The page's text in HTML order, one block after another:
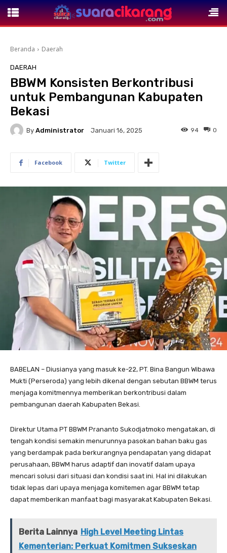
Beranda Daerah
DAERAH
BBWM Konsisten Berkontribusi
untuk Pembangunan Kabupaten
Bekasi
By Administrator Januari 16, 2025 0
94
Facebook Twitter
BABELAN – Diusianya yang masuk ke-22, PT. Bina Bangun Wibawa
Mukti (Perseroda) yang lebih dikenal dengan sebutan BBWM terus
menjaga komitmennya memberikan berkontribusi dalam
pembangunan daerah Kabupaten Bekasi.
Direktur Utama PT BBWM Prananto Sukodjatmoko mengatakan, di
tengah kondisi semakin menurunnya pasokan bahan baku gas
yang berdampak pada berkurangnya pendapatan yang didapat
perusahaan, BBWM harus adaptif dan inovatif dalam upaya
mencari solusi dari situasi dan kondisi saat ini. Hal ini dilakukan
tidak lepas dari upaya menjaga komitemen agar BBWM tetap
dapat memberikan manfaat bagi masyarakat Kabupaten Bekasi.
Berita Lainnya High Level Meeting Lintas
Kementerian: Perkuat Komitmen Sukseskan